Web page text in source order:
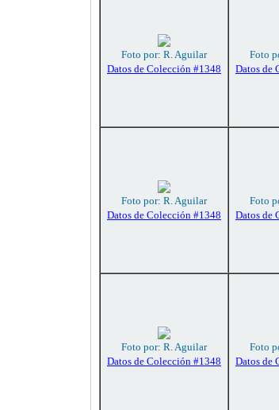
Foto por: R. Aguilar
Datos de Colección #1348
Foto
Datos de
Foto por: R. Aguilar
Datos de Colección #1348
Foto
Datos de
Foto por: R. Aguilar
Datos de Colección #1348
Foto
Datos de